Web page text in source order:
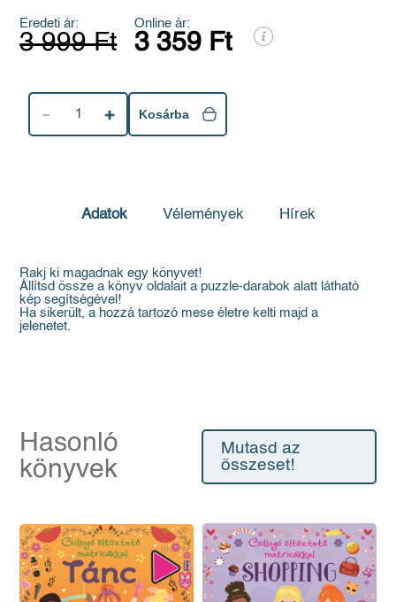
Eredeti ár:
3 999 Ft
Online ár:
3 359 Ft
1 Kosárba
Adatok Vélemények Hírek
Rakj ki magadnak egy könyvet!
Állítsd össze a könyv oldalait a puzzle-darabok alatt látható
kép segítségével!
Ha sikerült, a hozzá tartozó mese életre kelti majd a
jelenetet.
Hasonló
könyvek
Mutasd az
összeset!